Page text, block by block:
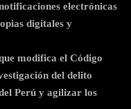
electrónicas
digitales y
modifica el Código
del delito
Perú y agilizar los